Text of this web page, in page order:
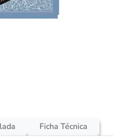
Ficha Técnica